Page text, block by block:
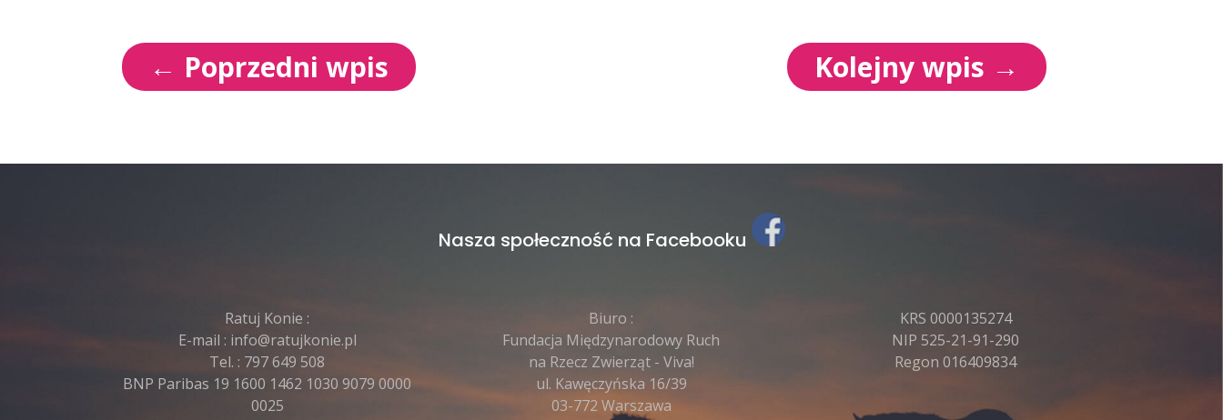
← Poprzedni wpis Kolejny wpis →
Nasza społeczność na Facebooku
Ratuj Konie :
E-mail : info@ratujkonie.pl
Tel. : 797 649 508
BNP Paribas 19 1600 1462 1030 9079 0000
0025
Biuro :
Fundacja Międzynarodowy Ruch
na Rzecz Zwierząt - Viva!
ul. Kawęczyńska 16/39
03-772 Warszawa
KRS 0000135274
NIP 525-21-91-290
Regon 016409834